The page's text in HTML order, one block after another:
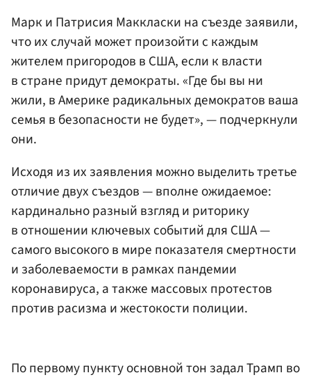
Марк и Патрисия Маккласки на съезде заявили,
что их случай может произойти с каждым
жителем пригородов в США, если к власти
в стране придут демократы. «Где бы вы ни
жили, в Америке радикальных демократов ваша
семья в безопасности не будет», — подчеркнули
они.
Исходя из их заявления можно выделить третье
отличие двух съездов — вполне ожидаемое:
кардинально разный взгляд и риторику
в отношении ключевых событий для США —
самого высокого в мире показателя смертности
и заболеваемости в рамках пандемии
коронавируса, а также массовых протестов
против расизма и жестокости полиции.
По первому пункту основной тон задал Трамп во